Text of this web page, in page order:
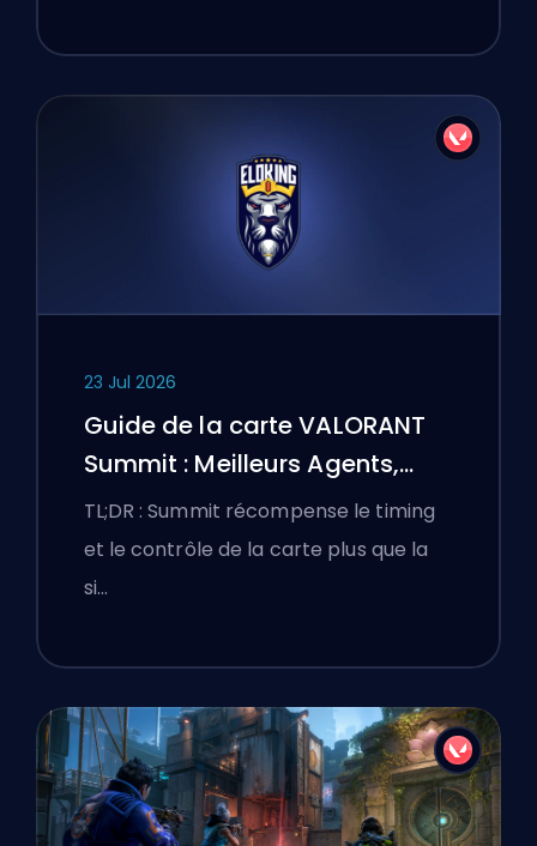
23 Jul 2026
Guide de la carte VALORANT
Summit : Meilleurs Agents,
Callouts et Fumigènes
TL;DR : Summit récompense le timing
et le contrôle de la carte plus que la
si…